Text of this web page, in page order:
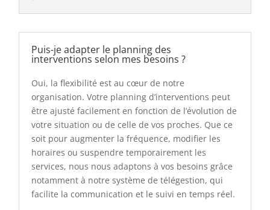
Puis-je adapter le planning des
interventions selon mes besoins ?
Oui, la flexibilité est au cœur de notre
organisation. Votre planning d’interventions peut
être ajusté facilement en fonction de l’évolution de
votre situation ou de celle de vos proches. Que ce
soit pour augmenter la fréquence, modifier les
horaires ou suspendre temporairement les
services, nous nous adaptons à vos besoins grâce
notamment à notre système de télégestion, qui
facilite la communication et le suivi en temps réel.